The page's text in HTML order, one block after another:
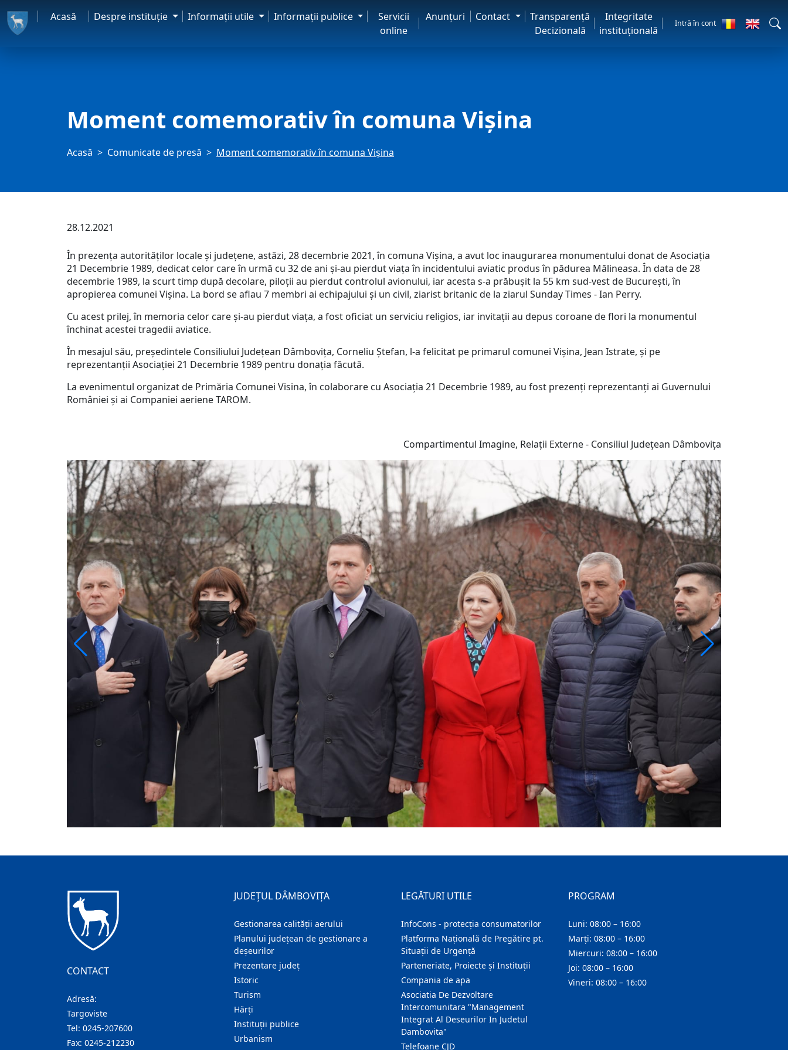
Acasă Despre instituţie Informaţii utile Informaţii publice
Servicii
online
Anunţuri Contact
Transparență
Decizională
Integritate
instituțională
Intră în cont
Moment comemorativ în comuna Vișina
Acasă Comunicate de presă Moment comemorativ în comuna Vișina
28.12.2021
În prezența autorităților locale și județene, astăzi, 28 decembrie 2021, în comuna Vișina, a avut loc inaugurarea monumentului donat de Asociația
21 Decembrie 1989, dedicat celor care în urmă cu 32 de ani și-au pierdut viața în incidentului aviatic produs în pădurea Mălineasa. În data de 28
decembrie 1989, la scurt timp după decolare, piloții au pierdut controlul avionului, iar acesta s-a prăbușit la 55 km sud-vest de București, în
apropierea comunei Vișina. La bord se aflau 7 membri ai echipajului și un civil, ziarist britanic de la ziarul Sunday Times - Ian Perry.
Cu acest prilej, în memoria celor care și-au pierdut viața, a fost oficiat un serviciu religios, iar invitații au depus coroane de flori la monumentul
închinat acestei tragedii aviatice.
În mesajul său, președintele Consiliului Județean Dâmbovița, Corneliu Ștefan, l-a felicitat pe primarul comunei Vișina, Jean Istrate, și pe
reprezentanții Asociației 21 Decembrie 1989 pentru donația făcută.
La evenimentul organizat de Primăria Comunei Visina, în colaborare cu Asociația 21 Decembrie 1989, au fost prezenți reprezentanți ai Guvernului
României și ai Companiei aeriene TAROM.
Compartimentul Imagine, Relații Externe - Consiliul Județean Dâmbovița
CONTACT
Adresă:
Targoviste
Tel: 0245-207600
Fax: 0245-212230
JUDEȚUL DÂMBOVIȚA
Gestionarea calității aerului
Planului județean de gestionare a
deșeurilor
Prezentare judeţ
Istoric
Turism
Hărţi
Instituţii publice
Urbanism
LEGĂTURI UTILE
InfoCons - protecția consumatorilor
Platforma Națională de Pregătire pt.
Situații de Urgență
Parteneriate, Proiecte și Instituții
Compania de apa
Asociatia De Dezvoltare
Intercomunitara "Management
Integrat Al Deseurilor In Judetul
Dambovita"
Telefoane CJD
PROGRAM
Luni: 08:00 – 16:00
Marți: 08:00 – 16:00
Miercuri: 08:00 – 16:00
Joi: 08:00 – 16:00
Vineri: 08:00 – 16:00